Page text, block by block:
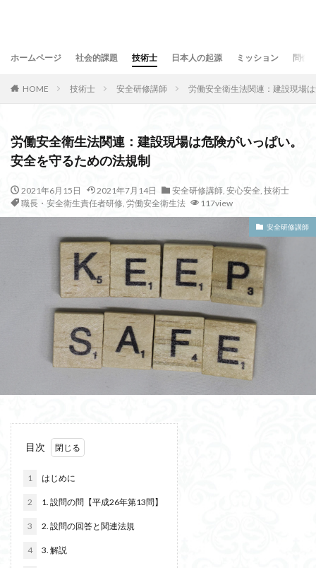
ホームページ 社会的課題 技術士 日本人の起源 ミッション 問合
HOME 技術士 安全研修講師 労働安全衛生法関連：建設現場
労働安全衛生法関連：建設現場は危険がいっぱい。
安全を守るための法規制
2021年6月15日 2021年7月14日 安全研修講師, 安心安全, 技術士
職長・安全衛生責任者研修, 労働安全衛生法 117view
安全研修講師
目次
1 はじめに
2 1. 設問の問【平成26年第13問】
3 2. 設問の回答と関連法規
4 3. 解説